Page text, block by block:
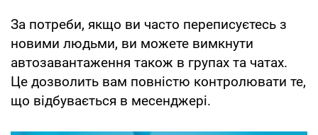
За потреби, якщо ви часто переписуєтесь з
новими людьми, ви можете вимкнути
автозавантаження також в групах та чатах.
Це дозволить вам повністю контролювати те,
що відбувається в месенджері.